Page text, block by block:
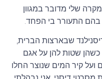
שלי מדובר במגוון
התעורר בי הפחד.
בדיסנילנד שבארצות הברית,
כשהן שטות להן על אגם
ועל קיר המים שנוצר החלו